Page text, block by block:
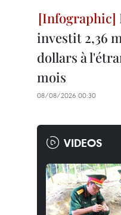
investit 2,36
dollars à
mois
08/08/2026 00:30
VIDEOS